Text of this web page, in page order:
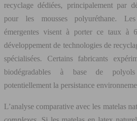
recyclage dédiées, principalement par
pour les mousses polyuréthane.
émergentes visent à porter ce taux à
développement de technologies de
spécialisées. Certains fabricants
biodégradables à base de polyols
potentiellement la persistance
L’analyse comparative avec les matelas